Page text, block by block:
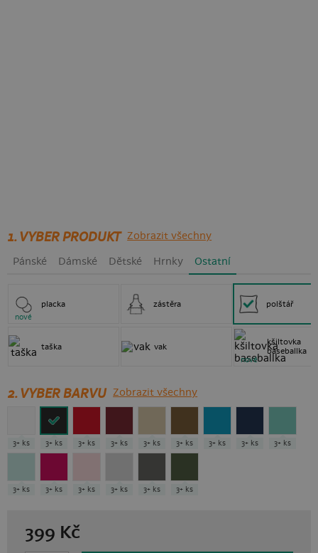
1. VYBER PRODUKT Zobrazit všechny
Pánské Dámské Dětské Hrnky Ostatní
placka
nové
taška
zástěra
vak
polštář
kšiltovka
baseballka
nové
2. VYBER BARVU Zobrazit všechny
3+ ks 3+ ks 3+ ks 3+ ks 3+ ks 3+ ks 3+ ks 3+ ks 3+ ks
3+ ks 3+ ks 3+ ks 3+ ks 3+ ks 3+ ks
399 Kč